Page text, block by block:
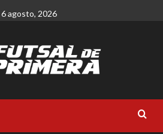
6 agosto, 2026